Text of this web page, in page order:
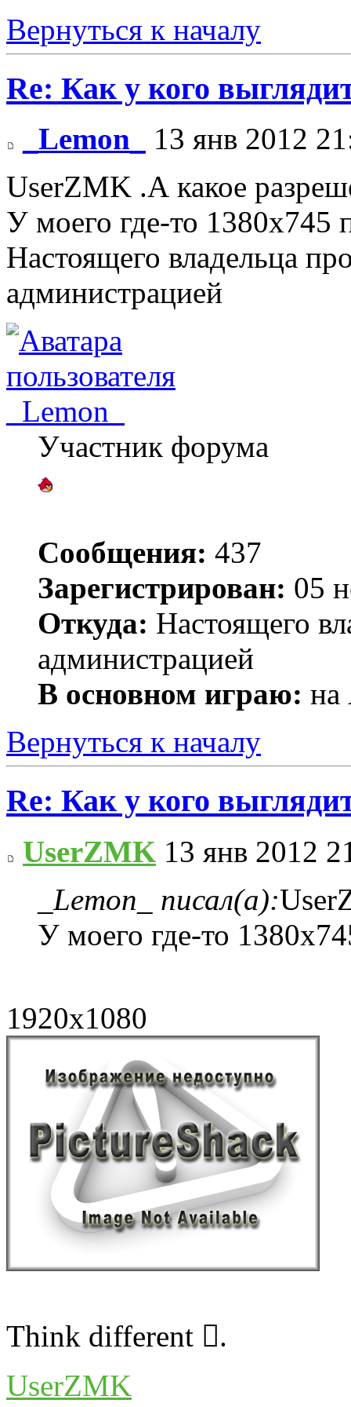
Вернуться к началу
Re: Как у кого
_Lemon_
13 янв 2012
UserZMK .А какое
У моего где-то 1380х745
Настоящего владельца
администрацией
_Lemon_
Участник форума
Сообщения: 437
Зарегистрирован: 05
Откуда: Настоящего
администрацией
В основном играю: на
Вернуться к началу
Re: Как у кого
UserZMK 13 янв 2012
_Lemon_ писал(а):
У моего где-то
1920x1080
Think different .
UserZMK